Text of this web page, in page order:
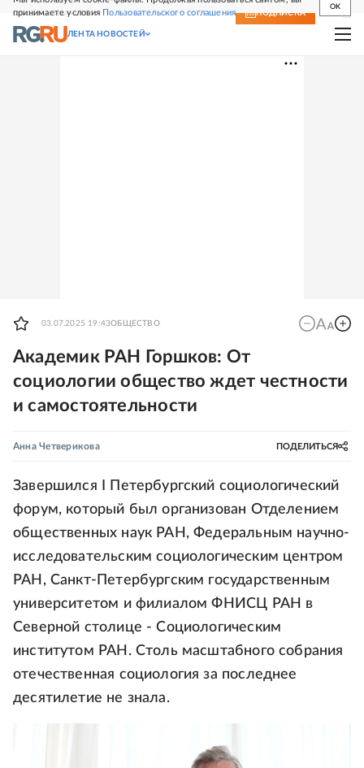
принимаете условия Пользовательского соглашения
OK
СВЕЖИЙ НОМЕР ПОДПИСКА
ЛЕНТА НОВОСТЕЙ
03.07.2025 19:43ОБЩЕСТВО
Академик РАН Горшков: От
социологии общество ждет честности
и самостоятельности
Анна Четверикова ПОДЕЛИТЬСЯ
Завершился I Петербургский социологический
форум, который был организован Отделением
общественных наук РАН, Федеральным научно-
исследовательским социологическим центром
РАН, Санкт-Петербургским государственным
университетом и филиалом ФНИСЦ РАН в
Северной столице - Социологическим
институтом РАН. Столь масштабного собрания
отечественная социология за последнее
десятилетие не знала.